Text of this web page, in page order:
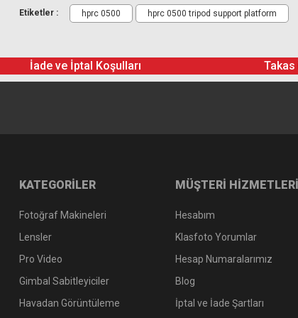
Etiketler : hprc 0500 hprc 0500 tripod support platform
İade ve İptal Koşulları Takas
KATEGORİLER
Fotoğraf Makineleri
Lensler
Pro Video
Gimbal Sabitleyiciler
Havadan Görüntüleme
MÜŞTERİ HİZMETLERİ
Hesabım
Klasfoto Yorumlar
Hesap Numaralarımız
Blog
İptal ve İade Şartları